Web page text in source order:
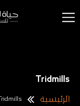
الباقات
نبذه عنا
Tridmills
الرئيسية Tridmills